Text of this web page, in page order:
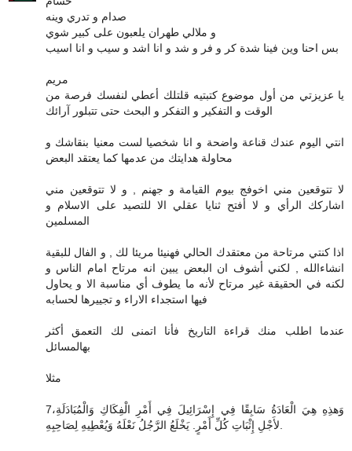
صدام و تدري وينه
و ملالي طهران يلعبون على كبير شوي
بس احنا وين فينا شدة كر و فر و شد و انا اشد و سيب و انا اسيب
مريم
يا عزيزتي من أول موضوع كتبتيه قلتلك أعطي لنفسك فرصة من
الوقت و التفكير و التفكر و البحث حتى تتبلور آرائك
انتي اليوم عندك قناعة واضحة و انا شخصيا لست معنيا بنقاشك و
محاولة هدايتك من عدمها كما يعتقد البعض
لا تتوقعين مني اخوفج بيوم القيامة و جهنم , و لا تتوقعين مني
اشاركك الرأي و لا أفتح ثنايا عقلي الا للتصيد على الاسلام و
المسلمين
اذا كنتي مرتاحة من معتقدك الحالي فهنيئا مريئا لك , و الفال للبقية
انشاءالله , لكني أشوف ان البعض يبين انه مرتاح امام الناس و
لكنه في الحقيقة غير مرتاح لأنه ما يطوف أي مناسبة الا و يحاول
فيها استجداء الاراء و تجييرها لحسابه
عندما اطلب منك قراءة التاريخ فأنا اتمنى لك التعمق أكثر
بهالمسائل
مثلا
7وَهذِهِ هِيَ الْعَادَةُ سَابِقًا فِي إِسْرَائِيلَ فِي أَمْرِ الْفِكَاكِ وَالْمُبَادَلَةِ،